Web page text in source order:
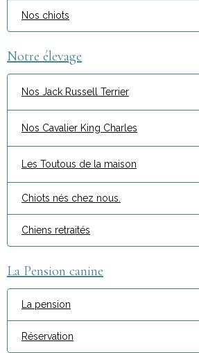
Nos chiots
Notre élevage
Nos Jack Russell Terrier
Nos Cavalier King Charles
Les Toutous de la maison
Chiots nés chez nous.
Chiens retraités
La Pension canine
La pension
Réservation